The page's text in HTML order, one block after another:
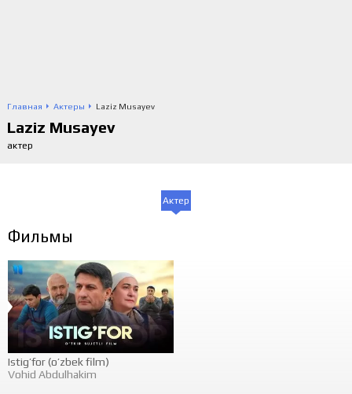
Главная Актеры Laziz Musayev
Laziz Musayev
актер
Актер
Фильмы
Istig’for (o’zbek film)
Vohid Abdulhakim